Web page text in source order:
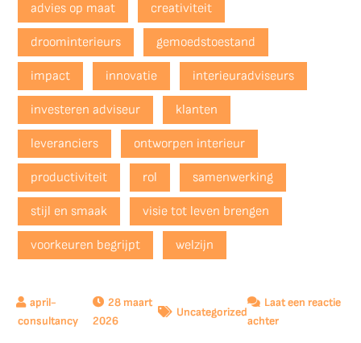
advies op maat creativiteit
droominterieurs gemoedstoestand
impact innovatie interieuradviseurs
investeren adviseur klanten
leveranciers ontworpen interieur
productiviteit rol samenwerking
stijl en smaak visie tot leven brengen
voorkeuren begrijpt welzijn
28 maart
2026
Uncategorized
Laat een reactie
achterop